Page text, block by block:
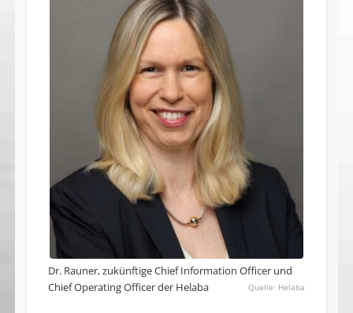
Dr. Rauner, zukünftige Chief Information Officer und
Chief Operating Officer der Helaba
Helaba